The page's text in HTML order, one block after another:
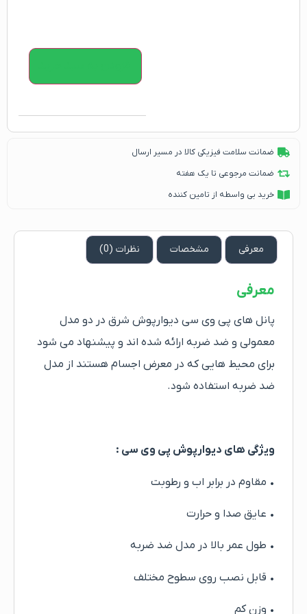
ضمانت سلامت فیزیکی کالا در مسیر ارسال
ضمانت مرجوعی تا یک هفته
خرید بی واسطه از تامین کننده
معرفی مشخصات نظرات (0)
معرفی
پانل های پی وی سی دیوارپوش شرق در دو مدل
معمولی و ضد ضربه ارائه شده اند و پیشنهاد می شود
برای محیط هایی که در معرض اجسام هستند از مدل
ضد ضربه استفاده شود.
ویژگی های دیوارپوش پی وی سی :
• مقاوم در برابر اب و رطوبت
• عایق صدا و حرارت
• طول عمر بالا در مدل ضد ضربه
• قابل نصب روی سطوح مختلف
• وزن کم